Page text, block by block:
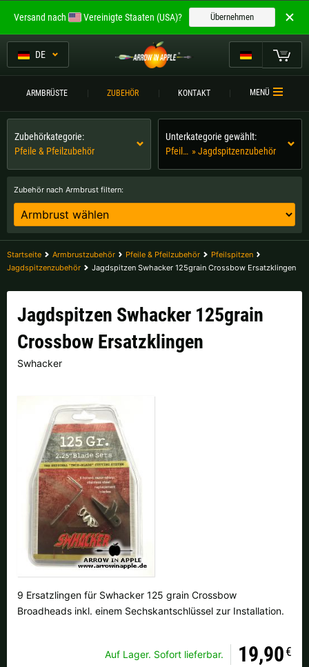
DE
ARMBRÜSTE ZUBEHÖR KONTAKT MENÜ
Zubehör nach Armbrust filtern:
Zubehörkategorie:
Pfeile & Pfeilzubehör
Unterkategorie gewählt:
Pfeilspitzen » Jagdspitzenzubehör
Startseite Armbrustzubehör Pfeile & Pfeilzubehör
Pfeilspitzen
Jagdspitzenzubehör
Jagdspitzen Swhacker 125grain Crossbow Ersatzklingen
Jagdspitzen Swhacker 125grain
Crossbow Ersatzklingen
Swhacker
9 Ersatzlingen für Swhacker 125 grain Crossbow
Broadheads inkl. einem Sechskantschlüssel zur Installation.
Auf Lager. Sofort lieferbar. 19,90€
Willkommen bei
ARROW IN APPLE
Die besten Armbrüste.
Bitte wählen Sie Ihre Sprache aus:
Englisch Deutsch (DE)
Deutsch (AT) Deutsch (CH)
Bitte wählen Sie Ihre Versandregion:
Belgien |€ Bulgarien |лв
Finnland |€ Frankreich | €
Italien |€ Kroatien |
Niederlande |€
Portugal |€
Schweiz |Fr.
Slowenien |€
Tschechien |Kč
Ok
Versand nach Vereinigte Staaten (USA)? Übernehmen
Mein Warenkorb
ARMBRÜSTE
ARMBRUSTVERGLEICH
ZUBEHÖR
KONTAKT